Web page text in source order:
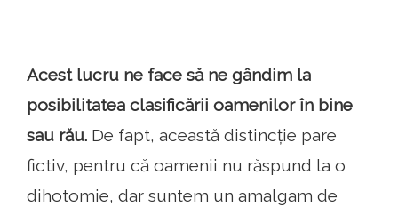
Acest lucru ne face să ne gândim la
posibilitatea clasificării oamenilor în bine
sau rău. De fapt, această distincție pare
fictiv, pentru că oamenii nu răspund la o
dihotomie, dar suntem un amalgam de